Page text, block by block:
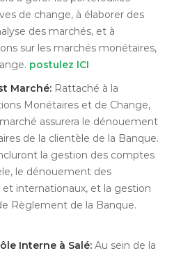
de change, à élaborer des
des marchés, et à
sur les marchés monétaires,
postulez ICI
Marché: Rattaché à la
Monétaires et de Change,
assurera le dénouement
de la clientèle de la Banque.
la gestion des comptes
le dénouement des
internationaux, et la gestion
Règlement de la Banque.
Interne à Salé: Au sein de la